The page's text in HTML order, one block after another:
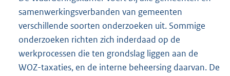
samenwerkingsverbanden van gemeenten
verschillende soorten onderzoeken uit. Sommige
onderzoeken richten zich inderdaad op de
werkprocessen die ten grondslag liggen aan de
WOZ-taxaties, en de interne beheersing daarvan. De